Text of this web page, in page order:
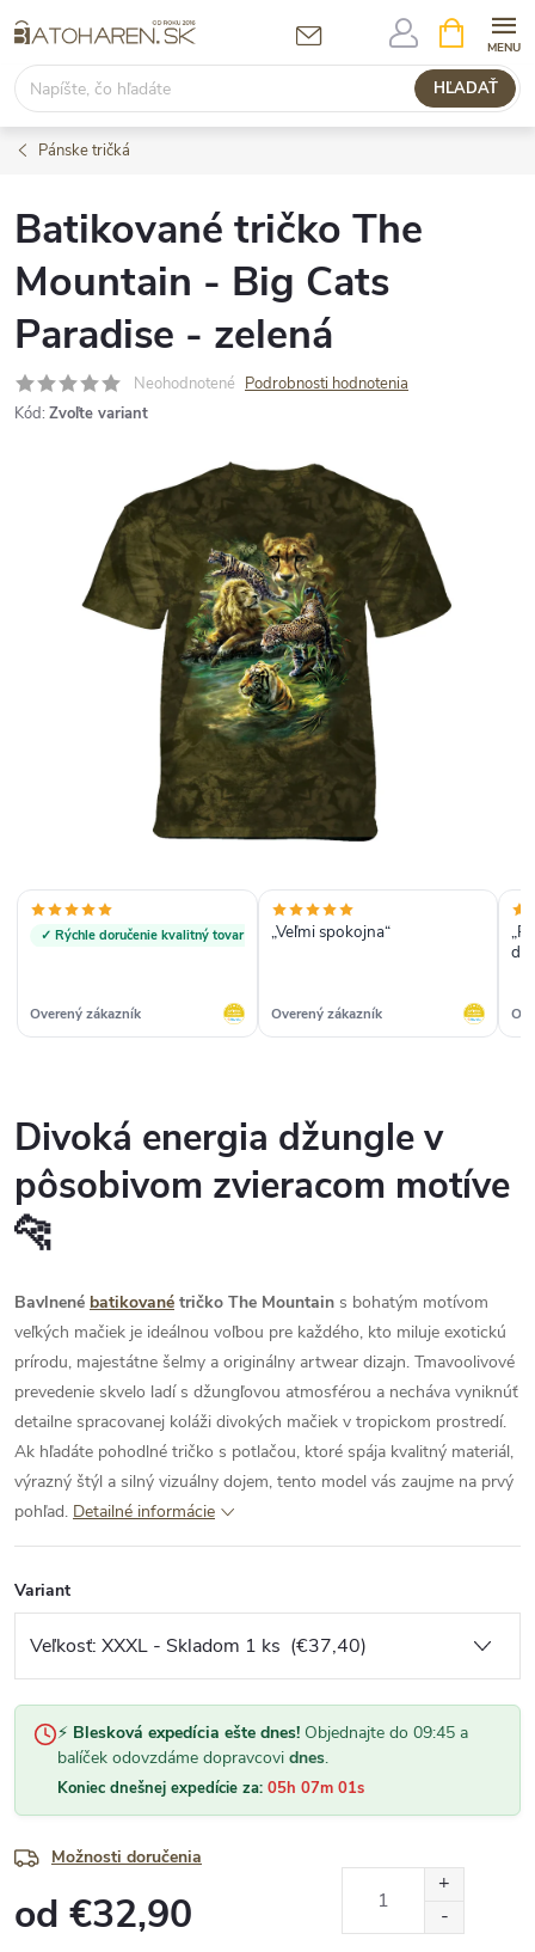
na
obsah
HĽADAŤ
KOŠÍK
Pánske tričká
Batikované tričko The
Mountain - Big Cats
Paradise - zelená
Neohodnotené Podrobnosti hodnotenia
Kód: Zvoľte variant
✓ Rýchle doručenie kvalitný tovar
Overený zákazník
„Veľmi spokojna“
Overený zákazník
Divoká energia džungle v
pôsobivom zvieracom motíve
🐆
Bavlnené batikované tričko The Mountain s bohatým motívom
veľkých mačiek je ideálnou voľbou pre každého, kto miluje exotickú
prírodu, majestátne šelmy a originálny artwear dizajn. Tmavoolivové
prevedenie skvelo ladí s džungľovou atmosférou a necháva vyniknúť
detailne spracovanej koláži divokých mačiek v tropickom prostredí.
Ak hľadáte pohodlné tričko s potlačou, ktoré spája kvalitný materiál,
výrazný štýl a silný vizuálny dojem, tento model vás zaujme na prvý
pohľad. Detailné informácie
Variant
⚡ Blesková expedícia ešte dnes! Objednajte do 09:45 a
balíček odovzdáme dopravcovi dnes.
Koniec dnešnej expedície za: 05h 07m 00s
Možnosti doručenia
od €32,90